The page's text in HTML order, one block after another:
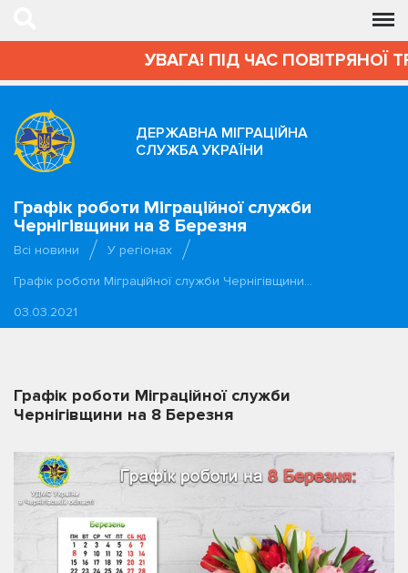
УВАГА! ПІД ЧАС ПОВІТРЯНОЇ
ДЕРЖАВНА МІГРАЦІЙНА
СЛУЖБА УКРАЇНИ
Графік роботи Міграційної служби
Чернігівщини на 8 Березня
Всі новини
У регіонах
Графік роботи Міграційної служби Чернігівщини…
03.03.2021
Графік роботи Міграційної служби
Чернігівщини на 8 Березня